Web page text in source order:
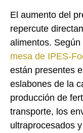
El aumento del
repercute
alimentos.
mesa de IPES-
están presentes
eslabones de la
producción de
transporte, los
ultraprocesados